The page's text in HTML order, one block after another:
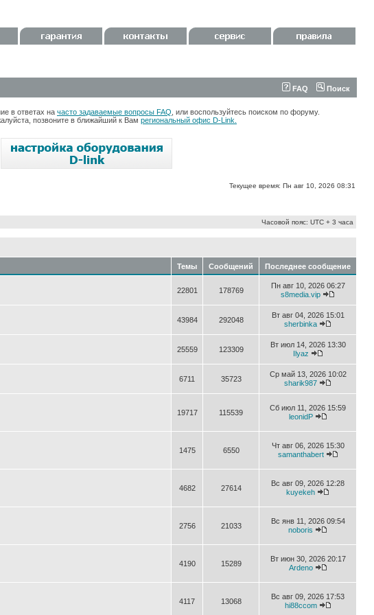
FAQ Поиск
в ответах на часто задаваемые вопросы FAQ , или воспользуйтесь поиском по форуму.
позвоните в ближайший к Вам региональный офис D-Link.
Текущее время: Пн авг 10, 2026 08:31
Часовой пояс: UTC + 3 часа
Темы Сообщений Последнее сообщение
22801 178769
Пн авг 10, 2026 06:27
s8media.vip
43984 292048
Вт авг 04, 2026 15:01
sherbinka
25559 123309
Вт июл 14, 2026 13:30
Ilyaz
6711 35723
Ср май 13, 2026 10:02
sharik987
19717 115539
Сб июл 11, 2026 15:59
leonidP
1475 6550
Чт авг 06, 2026 15:30
samanthabert
4682 27614
Вс авг 09, 2026 12:28
kuyekeh
2756 21033
Вс янв 11, 2026 09:54
noboris
4190 15289
Вт июн 30, 2026 20:17
Ardeno
4117 13068
Вс авг 09, 2026 17:53
hi88ccom